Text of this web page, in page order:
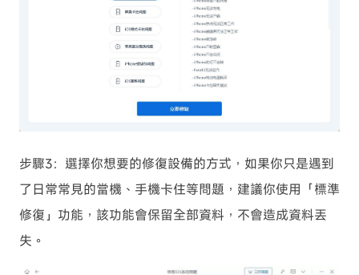
步驟3：選擇你想要的修復設備的方式，如果你只是遇到
了日常常見的當機、手機卡住等問題，建議你使用「標準
修復」功能，該功能會保留全部資料，不會造成資料丟
失。